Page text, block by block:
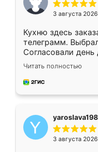
3 августа 2026
Кухню здесь
телеграмм.
Согласовали
недели кухня
довольны
мебель за
Читать полностью
3 августа 2026